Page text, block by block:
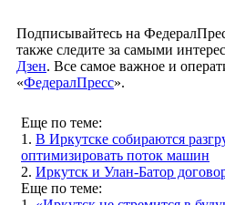
Подписывайтесь на
также следите за самыми
Дзен. Все самое важное и
«ФедералПресс».
Еще по теме:
1. В Иркутске собираются
оптимизировать поток машин
2. Иркутск и Улан-Батор
Еще по теме: